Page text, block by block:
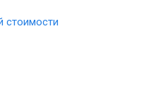
стоимости